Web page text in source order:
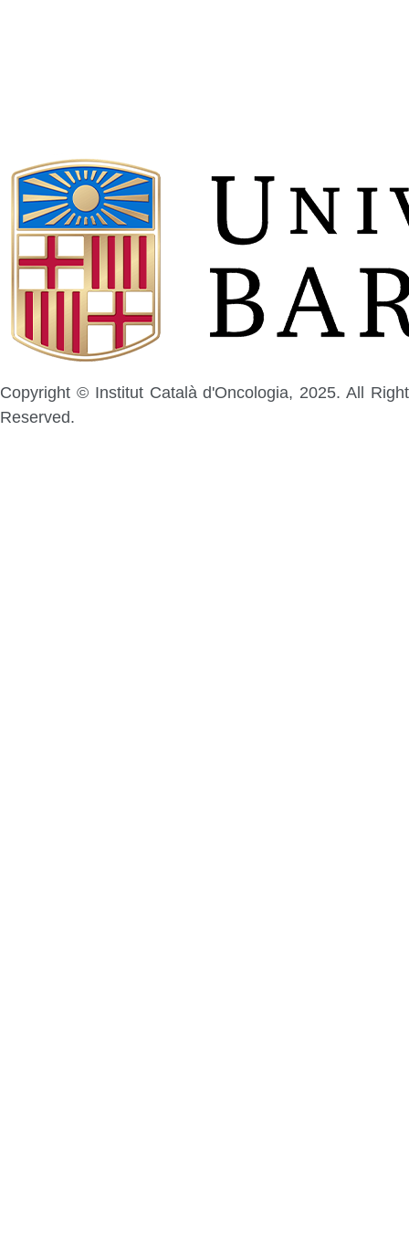
Copyright © Institut Català d'Oncologia, 2025. All Right
Reserved.